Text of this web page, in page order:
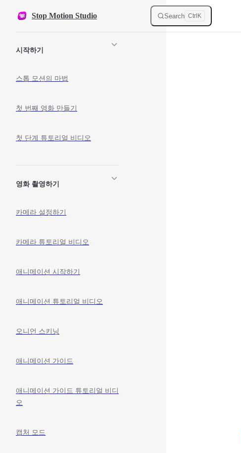
Skip to content
Stop Motion Studio Search Ctrl K
시작하기
스톱 모션의 마법
첫 번째 영화 만들기
첫 단계 튜토리얼 비디오
영화 촬영하기
카메라 설정하기
카메라 튜토리얼 비디오
애니메이션 시작하기
애니메이션 튜토리얼 비디오
오니언 스키닝
애니메이션 가이드
애니메이션 가이드 튜토리얼 비디
오
캡처 모드